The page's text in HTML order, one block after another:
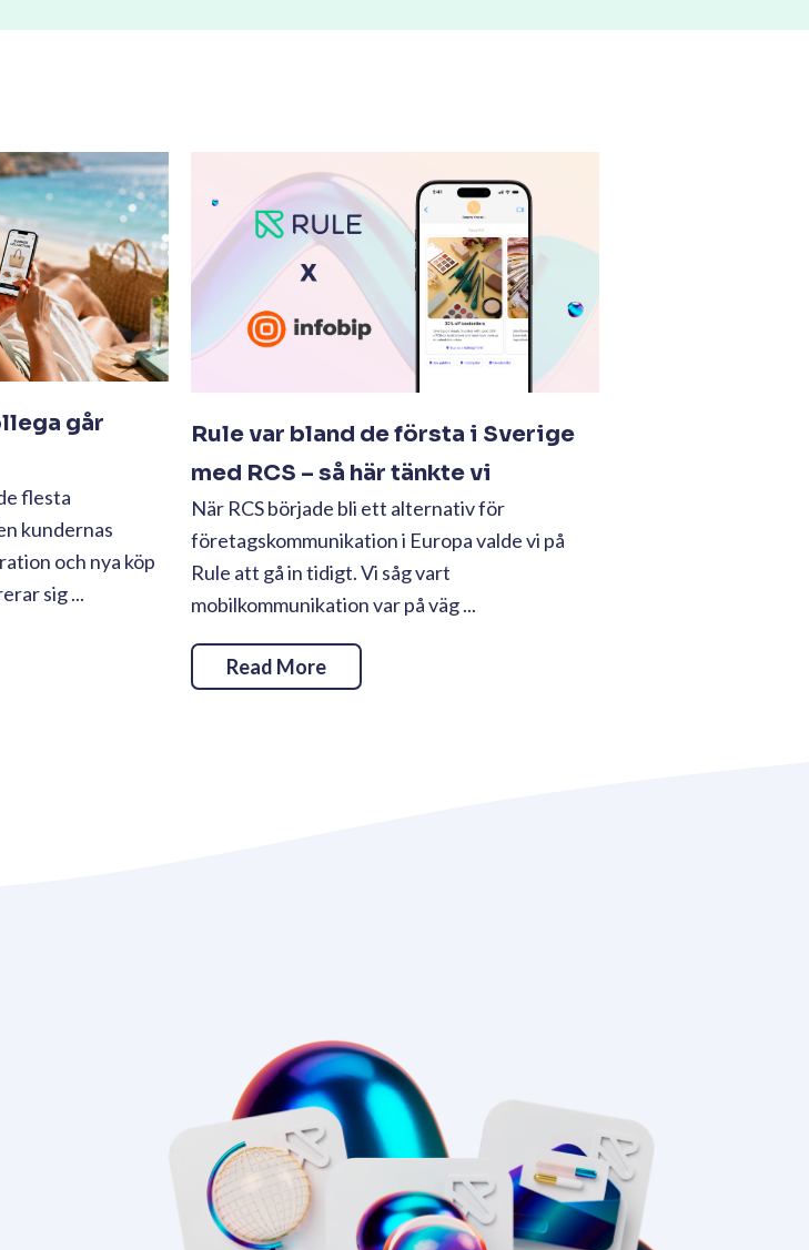
går
flesta
kundernas
och nya köp
sig ...
Rule var bland de första i Sverige
med RCS – så här tänkte vi
När RCS började bli ett alternativ för
företagskommunikation i Europa valde vi på
Rule att gå in tidigt. Vi såg vart
mobilkommunikation var på väg ...
Read More